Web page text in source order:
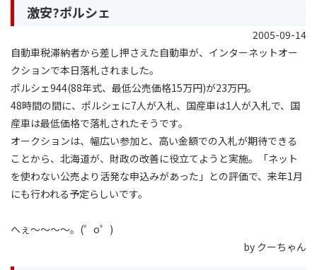
激安?ポルシェ
2005-09-14
自動車税滞納者から差し押さえた自動車が、インターネットオー
クションで本日落札されました。
ポルシェ944(88年式、最低公売価格15万円)が23万円。
48時間の間に、ポルシェに7人が入札、国産車は1人が入札で、国
産車は最低価格で落札されたそうです。
オークションは、幅広い参加と、高い金額での入札が期待できる
ことから、北海道が、財政の改善に役立てようと実施。「ネット
を使わない公売より活発な申込みがあった」との評価で、来年1月
にも行われる予定らしいです。
へぇ〜〜〜〜。(゜o゜)
by クーちゃん